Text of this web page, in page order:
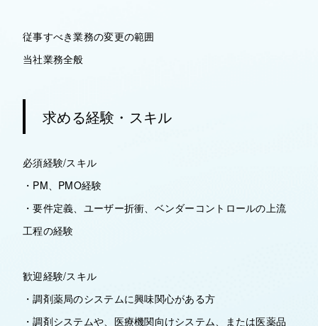
従事すべき業務の変更の範囲
当社業務全般
求める経験・スキル
必須経験/スキル
・PM、PMO経験
・要件定義、ユーザー折衝、ベンダーコントロールの上流
工程の経験
歓迎経験/スキル
・調剤薬局のシステムに興味関心がある方
・調剤システムや、医療機関向けシステム、または医薬品